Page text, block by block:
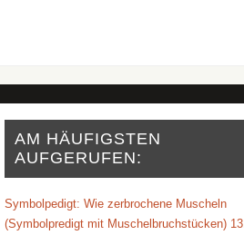
AM HÄUFIGSTEN
AUFGERUFEN:
Symbolpedigt: Wie zerbrochene Muscheln
(Symbolpredigt mit Muschelbruchstücken) 13.